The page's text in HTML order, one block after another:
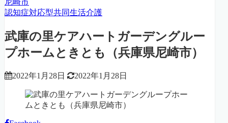
尼崎市
認知症対応型共同生活介護
武庫の里ケアハートガーデングルー
プホームときとも（兵庫県尼崎市）
2022年1月28日 2022年1月28日